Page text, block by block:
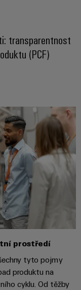
Software
Weidmüller
Digitální
transparentnost
(PCF)
prostředí
tyto pojmy
produktu na
cyklu. Od těžby